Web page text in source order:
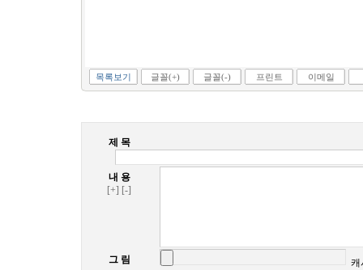
목록보기 글꼴(+) 글꼴(-) 프린트 이메일
제 목
내 용
[+] [-]
그 림 캐